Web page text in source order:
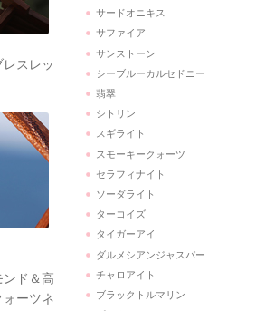
レスレッ
ド＆高
ーツネ
サードオニキス
サファイア
サンストーン
シーブルーカルセドニー
翡翠
シトリン
スギライト
スモーキークォーツ
セラフィナイト
ソーダライト
ターコイズ
タイガーアイ
ダルメシアンジャスパー
チャロアイト
ブラックトルマリン